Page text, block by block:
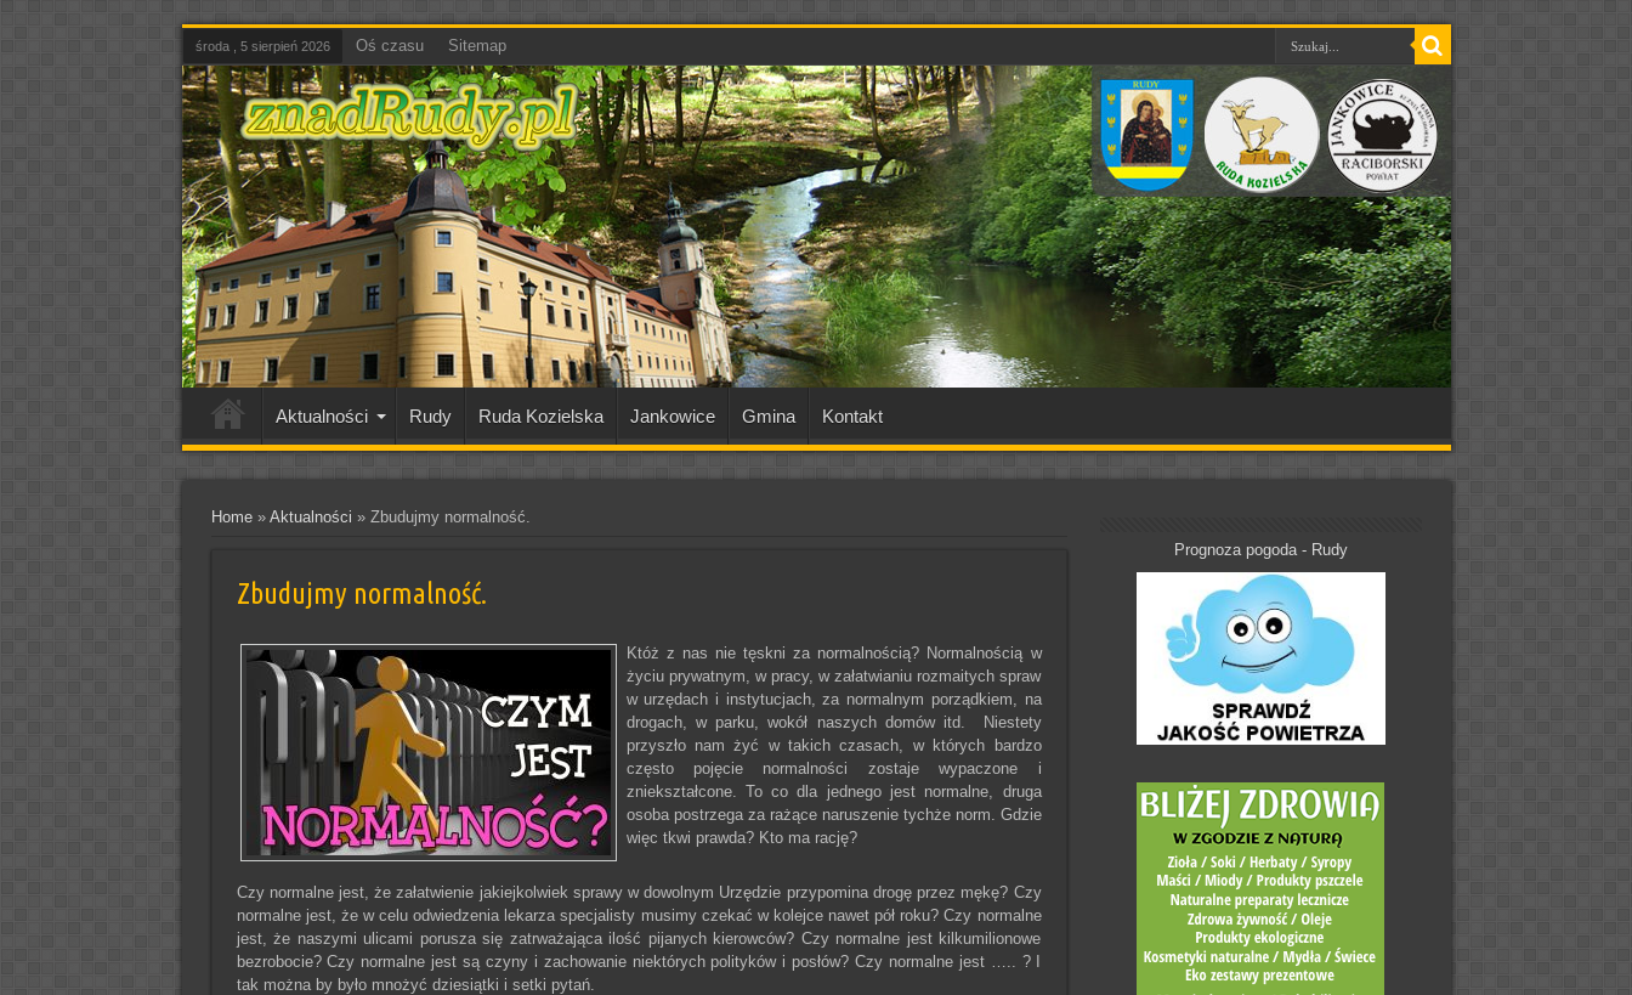
środa , 5 sierpień 2026 Oś czasu Sitemap
Aktualności Rudy Ruda Kozielska Jankowice Gmina Kontakt
Home» Aktualności » Zbudujmy normalność.
Zbudujmy normalność.
Któż z nas nie tęskni za normalnością? Normalnością w
życiu prywatnym, w pracy, w załatwianiu rozmaitych spraw
w urzędach i instytucjach, za normalnym porządkiem, na
drogach, w parku, wokół naszych domów itd. Niestety
przyszło nam żyć w takich czasach, w których bardzo
często pojęcie normalności zostaje wypaczone i
zniekształcone. To co dla jednego jest normalne, druga
osoba postrzega za rażące naruszenie tychże norm. Gdzie
więc tkwi prawda? Kto ma rację?
Czy normalne jest, że załatwienie jakiejkolwiek sprawy w dowolnym Urzędzie przypomina drogę przez mękę? Czy
normalne jest, że w celu odwiedzenia lekarza specjalisty musimy czekać w kolejce nawet pół roku? Czy normalne
jest, że naszymi ulicami porusza się zatrważająca ilość pijanych kierowców? Czy normalne jest kilkumilionowe
bezrobocie? Czy normalne jest są czyny i zachowanie niektórych polityków i posłów? Czy normalne jest ….. ? I
tak można by było mnożyć dziesiątki i setki pytań.
Prognoza pogoda - Rudy